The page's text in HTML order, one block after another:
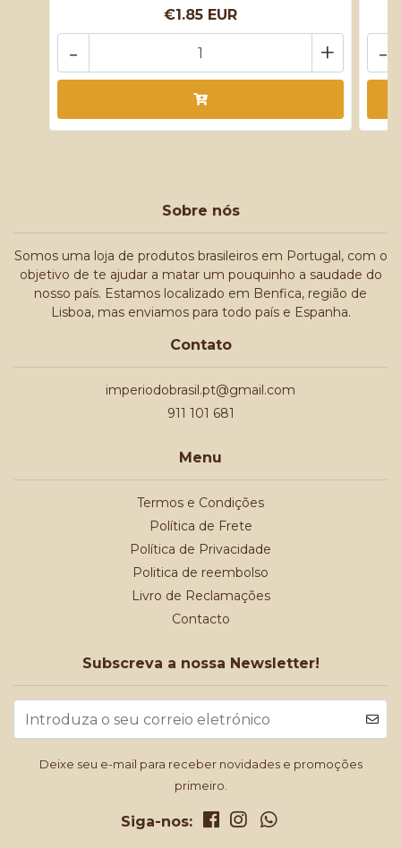
€1.85 EUR
+
- -
Sobre nós
Somos uma loja de produtos brasileiros em Portugal, com o
objetivo de te ajudar a matar um pouquinho a saudade do
nosso país. Estamos localizado em Benfica, região de
Lisboa, mas enviamos para todo país e Espanha.
Contato
imperiodobrasil.pt@gmail.com
911 101 681
Menu
Termos e Condições
Política de Frete
Política de Privacidade
Politica de reembolso
Livro de Reclamações
Contacto
Subscreva a nossa Newsletter!
Deixe seu e-mail para receber novidades e promoções
primeiro.
Siga-nos: